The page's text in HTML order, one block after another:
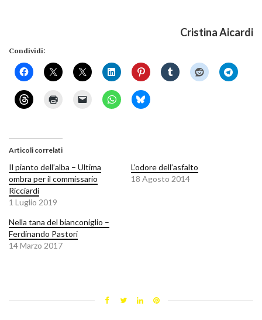
Cristina Aicardi
Condividi:
Articoli correlati
Il pianto dell’alba – Ultima
ombra per il commissario
Ricciardi
1 Luglio 2019
L’odore dell’asfalto
18 Agosto 2014
Nella tana del bianconiglio –
Ferdinando Pastori
14 Marzo 2017